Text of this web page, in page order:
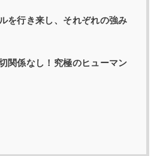
を行き来し、それぞれの強み
関係なし！究極のヒューマン